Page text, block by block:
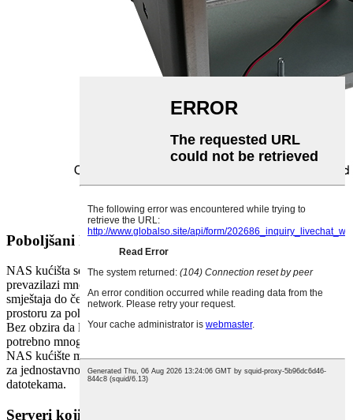
Poboljšani kapacitet skladištenja
NAS kućišta se ističu po tome što nude kapacitet pohrane koji
prevazilazi mnoge tradicionalne NAS opcije. Sa mogućnošću
smještaja do četiri tvrda diska, korisnici sada mogu uživati ​​u većem
prostoru za pohranu za svoje potrebe intenzivnog rada s podacima.
Bez obzira da li ste strastveni kolekcionar multimedije ili vam je
potrebno mnogo prostora za pohranu za vaše poslovne operacije,
NAS kućište može pružiti dovoljan kapacitet koji vam je potreban
za jednostavno pohranjivanje, organiziranje i pristup vašim
datotekama.
Serveri koji se mogu brzo mijenjati omogućavaju